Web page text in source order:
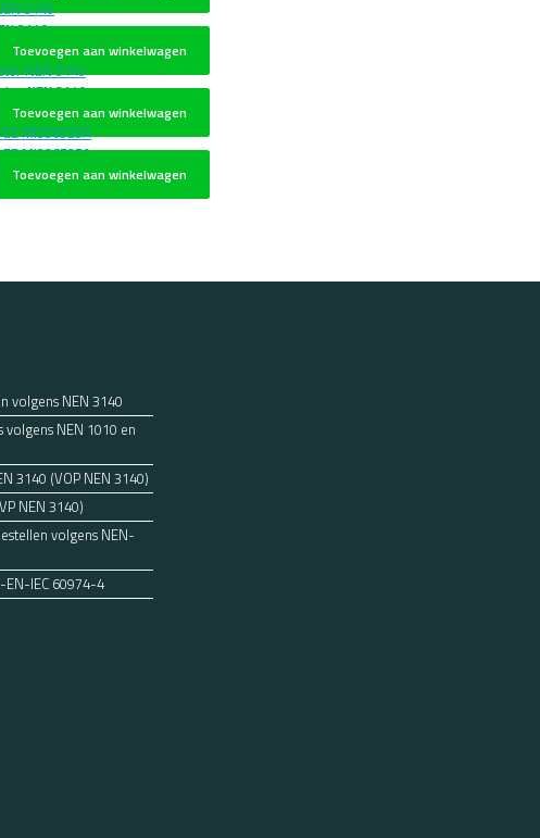
3140
Toevoegen aan winkelwagen
NEN 3140
Toevoegen aan winkelwagen
MI336525A
Toevoegen aan winkelwagen
volgens NEN 3140
volgens NEN 1010 en
3140 (VOP NEN 3140)
NEN 3140)
volgens NEN-
EN-IEC 60974-4